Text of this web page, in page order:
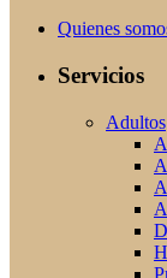
Quienes
Servicios
Adultos